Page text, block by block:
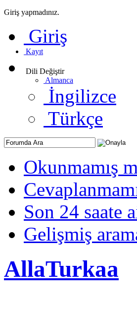
Giriş yapmadınız.
Giriş
Kayıt
Dili Değiştir
Almanca
İngilizce
Türkçe
Okunmamış
Son 24 saate
Gelişmiş
AllaTurkaa